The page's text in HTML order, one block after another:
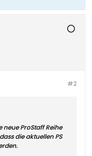
#2
neue ProStaff Reihe
die aktuellen PS